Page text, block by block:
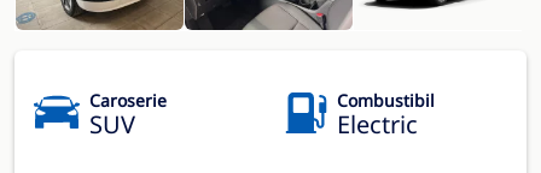
Caroserie
SUV
Combustibil
Electric